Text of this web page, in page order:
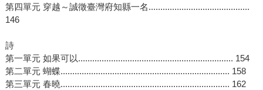
第四單元 穿越～誠徵臺灣府知縣一名...........................................
146
詩
第一單元 如果可以.................................................................. 154
第二單元 蝴蝶........................................................................ 158
第三單元 春曉........................................................................ 162